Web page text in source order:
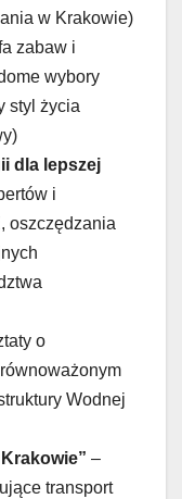
w Krakowie)
zabaw i
wybory
styl życia
dla lepszej
i
oszczędzania
o
Wodnej
–
transport